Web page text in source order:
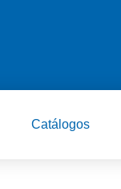
Catálogos